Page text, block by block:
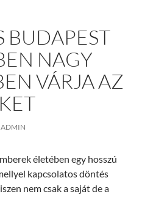
BUDAPEST
NAGY
VÁRJA AZ
ADMIN
életében egy hosszú
kapcsolatos döntés
nem csak a saját de a